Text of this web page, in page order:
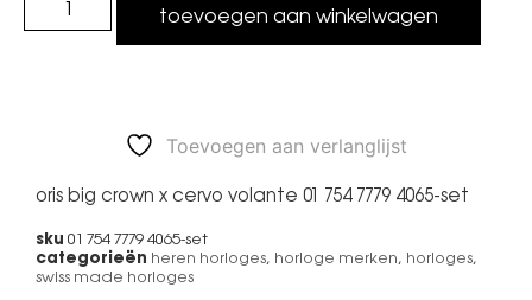
toevoegen aan winkelwagen
Toevoegen aan verlanglijst
oris big crown x cervo volante 01 754 7779 4065-set
sku 01 754 7779 4065-set
categorieën heren horloges, horloge merken, horloges,
swiss made horloges